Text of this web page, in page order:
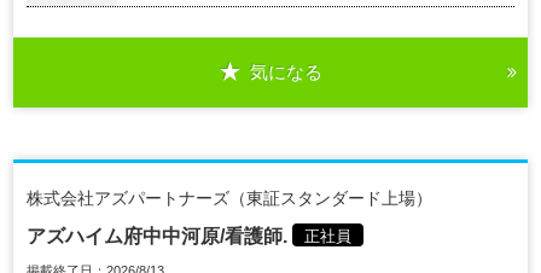
気になる
株式会社アズパートナーズ（東証スタンダード上場）
アズハイム府中中河原/看護師. 正社員